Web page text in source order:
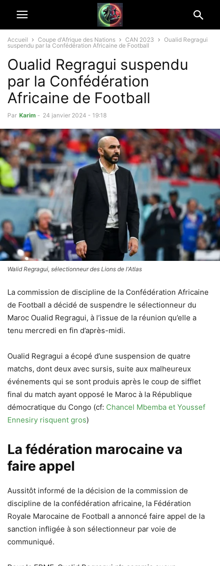
Accueil Coupe d'Afrique des Nations CAN 2023
Oualid Regragui
suspendu par la Confédération Africaine de Football
Oualid Regragui suspendu
par la Confédération
Africaine de Football
Par Karim - 24 janvier 2024 - 19:18
Walid Regragui, sélectionneur des Lions de l'Atlas
La commission de discipline de la Confédération Africaine
de Football a décidé de suspendre le sélectionneur du
Maroc Oualid Regragui, à l’issue de la réunion qu’elle a
tenu mercredi en fin d’après-midi.
Oualid Regragui a écopé d’une suspension de quatre
matchs, dont deux avec sursis, suite aux malheureux
événements qui se sont produis après le coup de sifflet
final du match ayant opposé le Maroc à la République
démocratique du Congo (cf: Chancel Mbemba et Youssef
Ennesiry risquent gros)
La fédération marocaine va
faire appel
Aussitôt informé de la décision de la commission de
discipline de la confédération africaine, la Fédération
Royale Marocaine de Football a annoncé faire appel de la
sanction infligée à son sélectionneur par voie de
communiqué.